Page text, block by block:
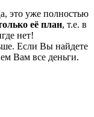
это уже полностью
её план, т.е. в
нет!
Если Вы найдете
Вам все деньги.